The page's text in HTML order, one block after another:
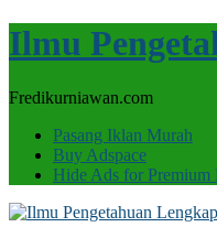
Ilmu
Fredikurniawan.com
Pasang Iklan Murah
Buy Adspace
Hide Ads for Premium